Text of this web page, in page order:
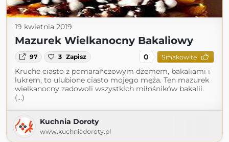
19 kwietnia 2019
Mazurek Wielkanocny Bakaliowy
97 3 Zapisz 0 Smakowite
Kruche ciasto z pomarańczowym dżemem, bakaliami i
lukrem, to ulubione ciasto mojego męża. Ten mazurek
wielkanocny zadowoli wszystkich miłośników bakalii.
(...)
Kuchnia Doroty
www.kuchniadoroty.pl